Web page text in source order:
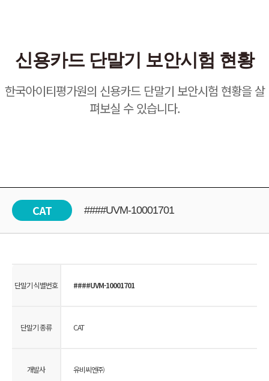
신용카드 단말기 보안시험 현황
한국아이티평가원의 신용카드 단말기 보안시험 현황을 살
펴보실 수 있습니다.
CAT ####UVM-10001701
단말기 식별번호 ####UVM-10001701
단말기 종류 CAT
개발사 유비씨엔㈜